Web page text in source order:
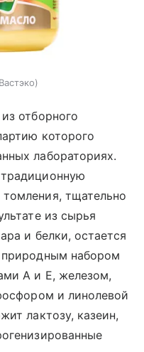
Вастэко
отборного
которого
лабораториях.
тщательно
из сырья
и белки, остается
набором
А и Е, железом,
и линолевой
лактозу, казеин,